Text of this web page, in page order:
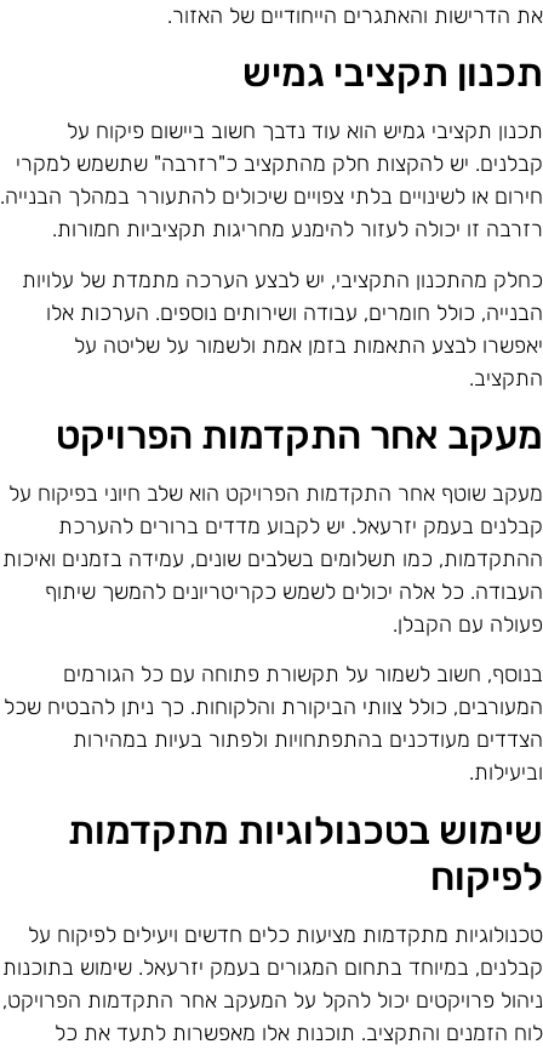
הדרישות והאתגרים הייחודיים של האזור.
תקציבי גמיש
תקציבי גמיש הוא עוד נדבך חשוב ביישום פיקוח על
יש להקצות חלק מהתקציב כ"רזרבה" שתשמש למקרי
או לשינויים בלתי צפויים שיכולים להתעורר במהלך הבנייה.
זו יכולה לעזור להימנע מחריגות תקציביות חמורות.
מהתכנון התקציבי, יש לבצע הערכה מתמדת של עלויות
כולל חומרים, עבודה ושירותים נוספים. הערכות אלו
לבצע התאמות בזמן אמת ולשמור על שליטה על
אחר התקדמות הפרויקט
שוטף אחר התקדמות הפרויקט הוא שלב חיוני בפיקוח על
בעמק יזרעאל. יש לקבוע מדדים ברורים להערכת
כמו תשלומים בשלבים שונים, עמידה בזמנים ואיכות
כל אלה יכולים לשמש כקריטריונים להמשך שיתוף
עם הקבלן.
חשוב לשמור על תקשורת פתוחה עם כל הגורמים
כולל צוותי הביקורת והלקוחות. כך ניתן להבטיח שכל
מעודכנים בהתפתחויות ולפתור בעיות במהירות
בטכנולוגיות מתקדמות
מתקדמות מציעות כלים חדשים ויעילים לפיקוח על
במיוחד בתחום המגורים בעמק יזרעאל. שימוש בתוכנות
פרויקטים יכול להקל על המעקב אחר התקדמות הפרויקט,
הזמנים והתקציב. תוכנות אלו מאפשרות לתעד את כל